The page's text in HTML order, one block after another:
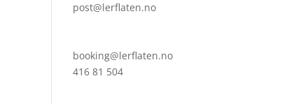
post@lerflaten.no
booking@lerflaten.no
416 81 504